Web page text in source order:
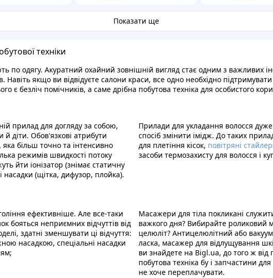
Показати ще
техніки
по одягу. Акуратний охайний зовнішній вигляд стає одним з важливих
якщо ви відвідуєте салони краси, все одно необхідно
безліч помічників, а саме дрібна побутова техніка для особистого
прилад для догляду за собою,
й діти. Обов'язкові атрибути
більш точно та інтенсивно
режимів швидкості потоку
йти іонізатор (знімає статичну
насадки (щітка, дифузор, плойка).
Прилади для укладання волосся
спосіб змінити імідж. До таких
для плетіння кісок, повітряні
засоби термозахисту для волосся і
ефективніше. Але все-таки
бояться неприємних відчуттів від
здатні зменшувати ці відчуття:
насадкою, спеціальні насадки
Масажери для тіла покликані
важкого дня? Вибирайте роликовий
целюліт? Антицелюлітний або
ласка, масажер для відлущування
ви знайдете на Bigl.ua, до того ж від
побутова техніка бу і запчастини
не хоче переплачувати.